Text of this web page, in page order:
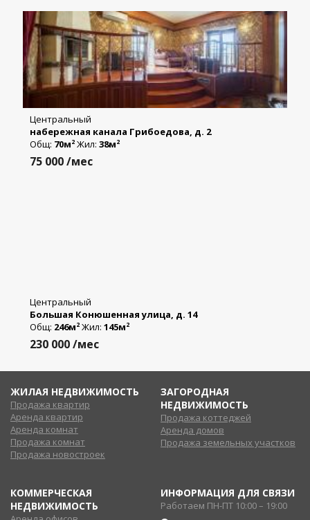
Центральный
набережная канала Грибоедова, д. 2
Общ: 70м2 Жил: 38м2
75 000/мес
Центральный
Большая Конюшенная улица, д. 14
Общ: 246м2 Жил: 145м2
230 000/мес
ЖИЛАЯ НЕДВИЖИМОСТЬ
Продажа квартир
Аренда квартир
Аренда комнат
Продажа комнат
Продажа новостроек
ЗАГОРОДНАЯ
НЕДВИЖИМОСТЬ
Продажа коттеджей
Аренда домов
Продажа земельных участков
КОММЕРЧЕСКАЯ
НЕДВИЖИМОСТЬ
ИНФОРМАЦИЯ ДЛЯ СВЯЗИ
Работаем ПН-ПТ 10:00 – 19:00